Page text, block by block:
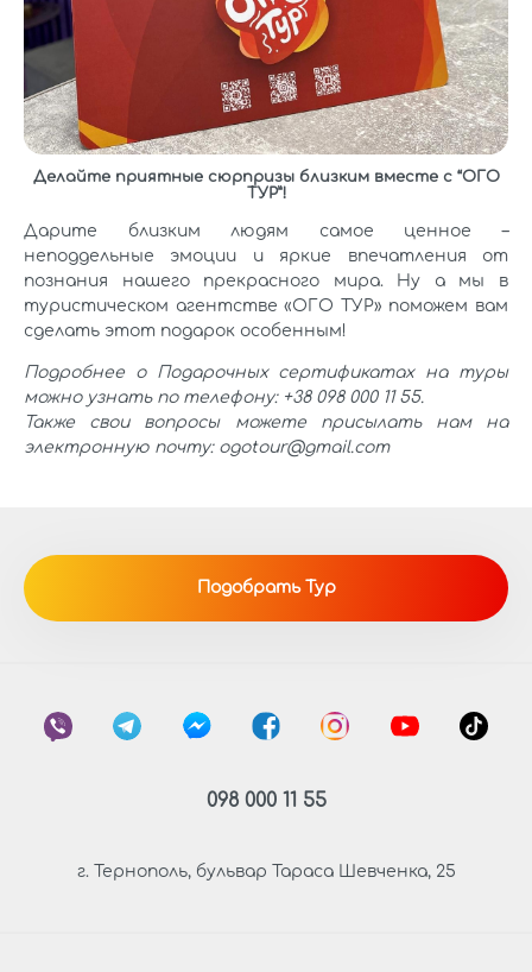
Делайте приятные сюрпризы близким вместе с “ОГО
ТУР”!
Дарите близким людям самое ценное –
неподдельные эмоции и яркие впечатления от
познания нашего прекрасного мира. Ну а мы в
туристическом агентстве «ОГО ТУР» поможем вам
сделать этот подарок особенным!
Подробнее о Подарочных сертификатах на туры
можно узнать по телефону: +38 098 000 11 55.
Также свои вопросы можете присылать нам на
электронную почту: ogotour@gmail.com
Подобрать Тур
098 000 11 55
г. Тернополь, бульвар Тараса Шевченка, 25